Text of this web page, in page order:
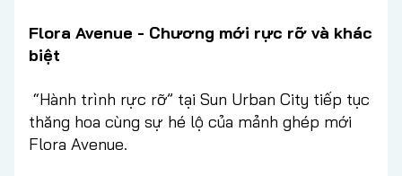
Flora Avenue - Chương mới rực rỡ và khác
biệt
“Hành trình rực rỡ” tại Sun Urban City tiếp tục
thăng hoa cùng sự hé lộ của mảnh ghép mới
Flora Avenue.